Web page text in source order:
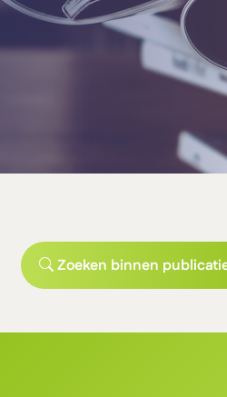
Zoeken binnen